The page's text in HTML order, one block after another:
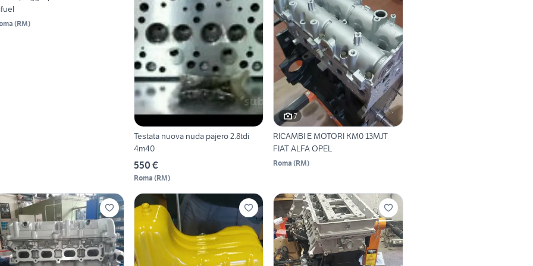
(RM)
Testata nuova nuda pajero 2.8tdi
4m40
550 €
Roma (RM)
7
RICAMBI E MOTORI KM0 13MJT
FIAT ALFA OPEL
Roma (RM)